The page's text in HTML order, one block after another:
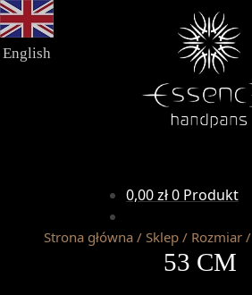
Przejdź
do
nawigacji
Przejdź
do
treści
English
0,00zł0 Produkt
Strona główna/ Sklep/ Rozmiar/
53 CM